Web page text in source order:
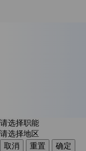
请选择职能
请选择地区
取消
重置 确定